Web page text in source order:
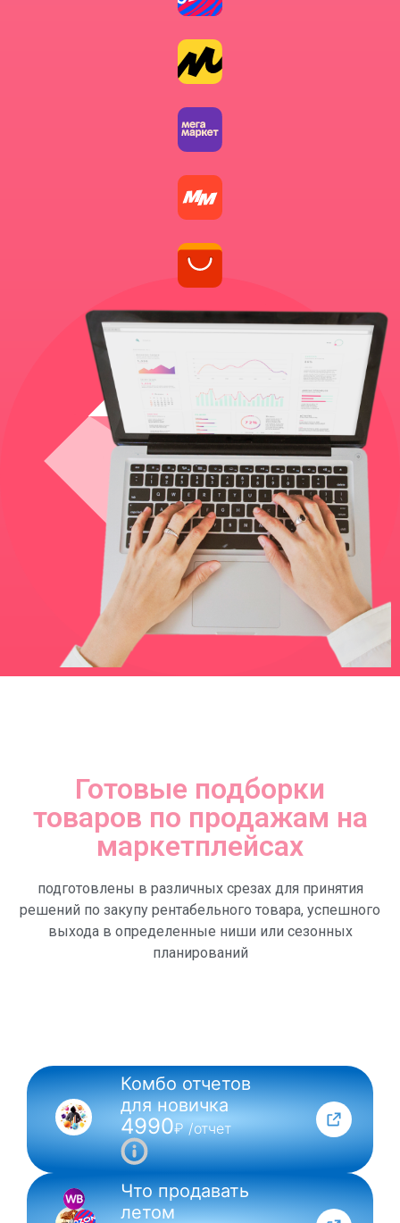
Готовые подборки
товаров по продажам на
маркетплейсах
подготовлены в различных срезах для принятия
решений по закупу рентабельного товара, успешного
выхода в определенные ниши или сезонных
планирований
NEW
Комбо отчетов
для новичка
4990₽ /отчет
Что продавать
летом